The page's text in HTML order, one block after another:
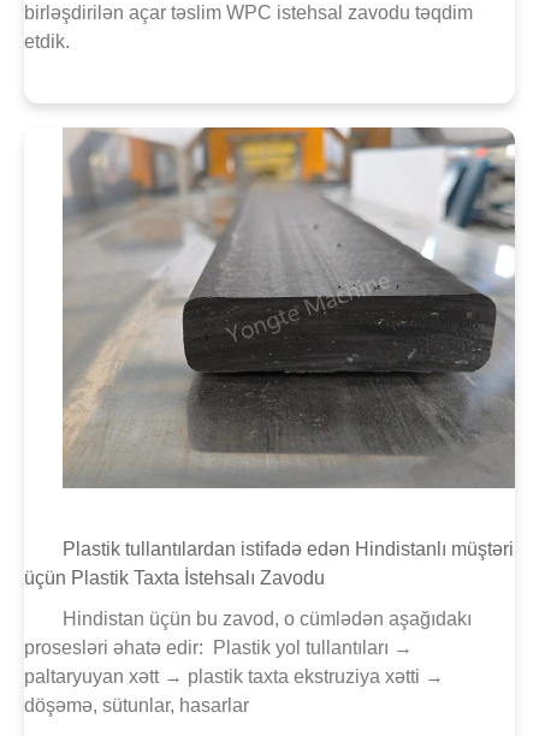
birləşdirilən açar təslim WPC istehsal zavodu təqdim
etdik.
Plastik tullantılardan istifadə edən Hindistanlı müştəri
üçün Plastik Taxta İstehsalı Zavodu
Hindistan üçün bu zavod, o cümlədən aşağıdakı
prosesləri əhatə edir: Plastik yol tullantıları →
paltaryuyan xətt → plastik taxta ekstruziya xətti →
döşəmə, sütunlar, hasarlar